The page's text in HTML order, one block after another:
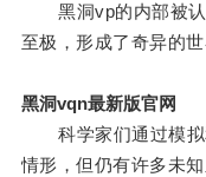
黑洞vp的内部被认
至极，形成了奇异的世
黑洞vqn最新版官网
科学家们通过模拟
情形，但仍有许多未